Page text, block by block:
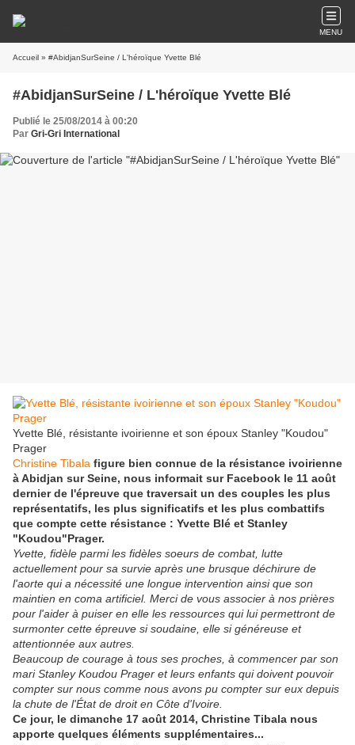
MENU
Accueil » #AbidjanSurSeine / L'héroïque Yvette Blé
#AbidjanSurSeine / L'héroïque Yvette Blé
Publié le 25/08/2014 à 00:20
Par Gri-Gri International
Yvette Blé, résistante ivoirienne et son époux Stanley "Koudou"
Prager
Christine Tibala figure bien connue de la résistance ivoirienne
à Abidjan sur Seine, nous informait sur Facebook le 11 août
dernier de l'épreuve que traversait un des couples les plus
représentatifs, les plus significatifs et les plus combattifs
que compte cette résistance : Yvette Blé et Stanley
"Koudou"Prager.
Yvette, fidèle parmi les fidèles soeurs de combat, lutte
actuellement pour sa survie après une brusque déchirure de
l'aorte qui a nécessité une longue intervention ainsi que son
maintien en coma artificiel. Merci de vous associer à nos prières
pour l'aider à puiser en elle les ressources qui lui permettront de
surmonter cette épreuve si soudaine, elle si généreuse et
attentionnée aux autres.
Beaucoup de courage à tous ses proches, à commencer par son
mari Stanley Koudou Prager et leurs enfants qui doivent pouvoir
compter sur nous comme nous avons pu compter sur eux depuis
la chute de l'État de droit en Côte d'Ivoire.
Ce jour, le dimanche 17 août 2014, Christine Tibala nous
apporte quelques éléments supplémentaires...